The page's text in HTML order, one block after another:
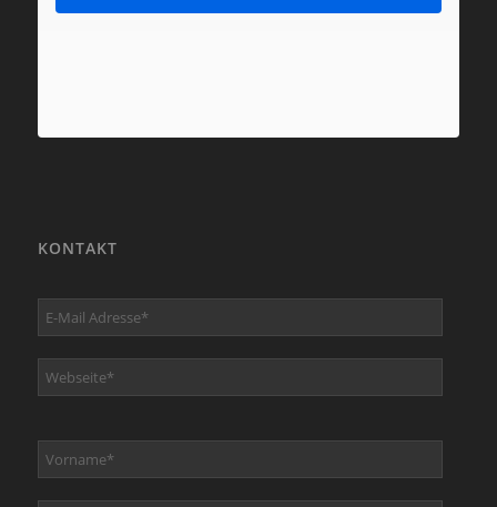
KONTAKT
E-Mail Adresse*
Webseite*
Vorname*